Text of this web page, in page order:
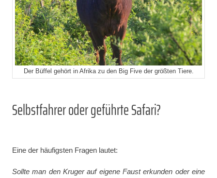
Der Büffel gehört in Afrika zu den Big Five der größten Tiere.
Selbstfahrer oder geführte Safari?
Eine der häufigsten Fragen lautet:
Sollte man den Kruger auf eigene Faust erkunden oder eine